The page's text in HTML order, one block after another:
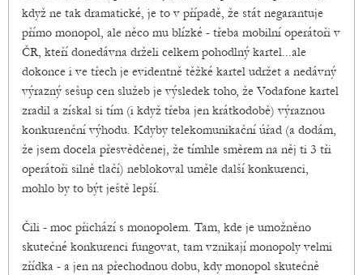
když ne tak dramatické, je to v případě, že stát negarantuje
přímo monopol, ale něco mu blízké - třeba mobilní operátoři v
ČR, kteří donedávna drželi celkem pohodlný kartel...ale
dokonce i ve třech je evidentně těžké kartel udržet a nedávný
výrazný sešup cen služeb je výsledek toho, že Vodafone kartel
zradil a získal si tím (i když třeba jen krátkodobě) výraznou
konkurenční výhodu. Kdyby telekomunikační úřad (a dodám,
že jsem docela přesvědčenej, že tímhle směrem na něj ti 3 tři
operátoři silně tlačí) neblokoval uměle další konkurenci,
mohlo by to být ještě lepší.
Čili - moc přichází s monopolem. Tam, kde je umožněno
skutečné konkurenci fungovat, tam vznikají monopoly velmi
zřídka - a jen na přechodnou dobu, kdy monopol skutečně